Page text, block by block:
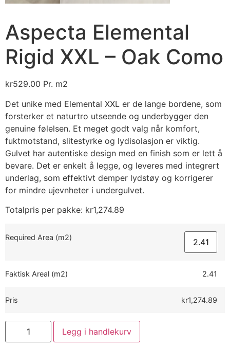
Aspecta Elemental
Rigid XXL – Oak Como
kr529.00 Pr. m2
Det unike med Elemental XXL er de lange bordene, som
forsterker et naturtro utseende og underbygger den
genuine følelsen. Et meget godt valg når komfort,
fuktmotstand, slitestyrke og lydisolasjon er viktig.
Gulvet har autentiske design med en finish som er lett å
bevare. Det er enkelt å legge, og leveres med integrert
underlag, som effektivt demper lydstøy og korrigerer
for mindre ujevnheter i undergulvet.
Totalpris per pakke: kr1,274.89
Required Area (m2)
Faktisk Areal (m2) 2.41
Pris kr1,274.89
Legg i handlekurv